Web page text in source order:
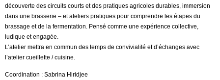
découverte des circuits courts et des pratiques agricoles durables, immersion
dans une brasserie – et ateliers pratiques pour comprendre les étapes du
brassage et de la fermentation. Pensé comme une expérience collective,
ludique et engagée.
L’atelier mettra en commun des temps de convivialité et d’échanges avec
l’atelier cueillette / cuisine.
Coordination : Sabrina Hiridjee